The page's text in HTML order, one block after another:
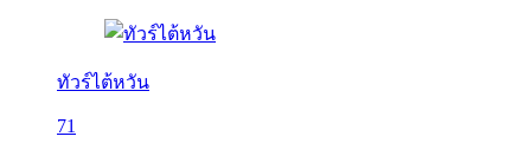
ทัวร์ไต้หวัน
71